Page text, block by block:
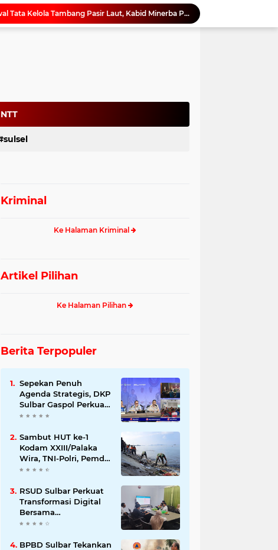
Pemprov Sulbar Kawal Tata Kelola Tambang Pasir Laut, Kabid Minerba Pimpin Rapat RKAB PT. Kulaka Jaya Perkasa
Rapat Koordinasi Awal Digelar, Pemprov Sulbar Siapkan Peringatan HUT ke-22 Sulbar
Gubernur SDK Dikukuhkan dan Terima Penghargaan dari Pemangku Adat Arajang Balanipa Mandar
NTT
sulsel
Kriminal
Ke Halaman Kriminal
Artikel Pilihan
Ke Halaman Pilihan
Berita Terpopuler
Sepekan Penuh
Agenda Strategis, DKP
Sulbar Gaspol Perkuat
Pembangunan Sektor
Perikanan
Sambut HUT ke-1
Kodam XXIII/Palaka
Wira, TNI-Polri, Pemda
dan Warga Gempur
Bahari
RSUD Sulbar Perkuat
Transformasi Digital
Bersama
DiskominfoSS
BPBD Sulbar Tekankan